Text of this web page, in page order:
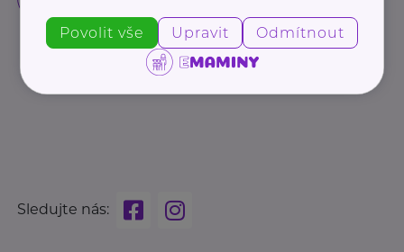
Sledujte nás:
Povolit vše Upravit Odmítnout